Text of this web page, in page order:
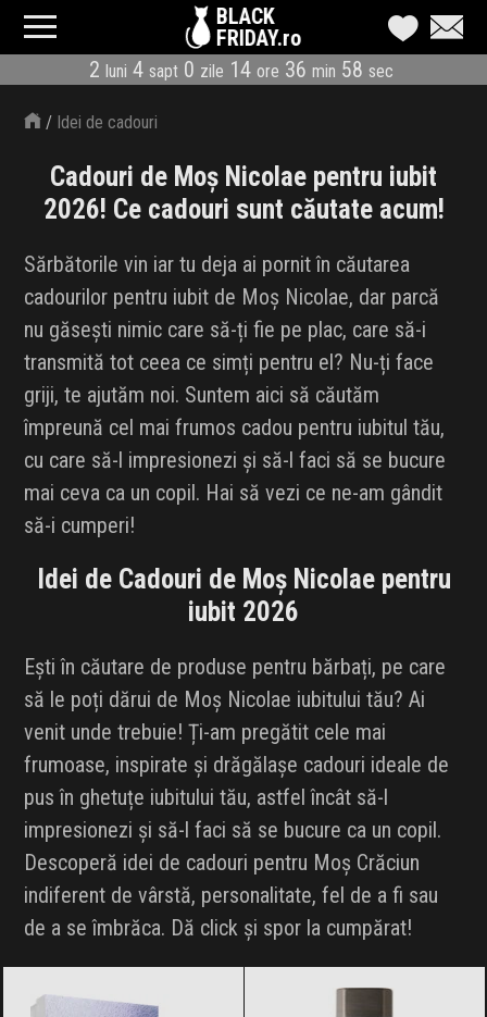
BLACK
FRIDAY.ro
2 luni 4 sapt 0 zile 14 ore 36 min 58 sec
CATEGORII
MAGAZINE
ÎNSCRIE MAGAZIN
REDUCERI
CODURI REDUCERE
CÂND E BLACK FRIDAY
ABONARE NEWSLETTER
INFLUENCER SQUAD
BRANDURI
IDEI DE CADOURI
ȘTIRI
FAVORITE
/ Idei de cadouri
Cadouri de Moș Nicolae pentru iubit
2026! Ce cadouri sunt căutate acum!
Sărbătorile vin iar tu deja ai pornit în căutarea
cadourilor pentru iubit de Moș Nicolae, dar parcă
nu găsești nimic care să-ți fie pe plac, care să-i
transmită tot ceea ce simți pentru el? Nu-ți face
griji, te ajutăm noi. Suntem aici să căutăm
împreună cel mai frumos cadou pentru iubitul tău,
cu care să-l impresionezi și să-l faci să se bucure
mai ceva ca un copil. Hai să vezi ce ne-am gândit
să-i cumperi!
Idei de Cadouri de Moș Nicolae pentru
iubit 2026
Ești în căutare de produse pentru bărbați, pe care
să le poți dărui de Moș Nicolae iubitului tău? Ai
venit unde trebuie! Ți-am pregătit cele mai
frumoase, inspirate și drăgălașe cadouri ideale de
pus în ghetuțe iubitului tău, astfel încât să-l
impresionezi și să-l faci să se bucure ca un copil.
Descoperă idei de cadouri pentru Moș Crăciun
indiferent de vârstă, personalitate, fel de a fi sau
de a se îmbrăca. Dă click și spor la cumpărat!